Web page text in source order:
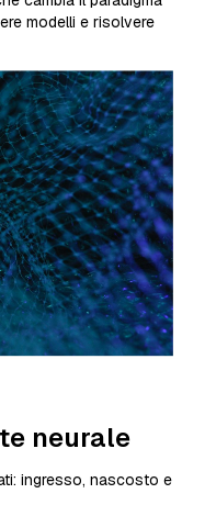
modelli e risolvere
neurale
ingresso, nascosto e